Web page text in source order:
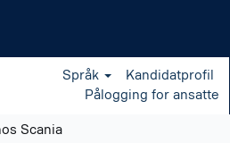
Språk
Kandidatprofil
Pålogging for ansatte
Scania(gjeldende